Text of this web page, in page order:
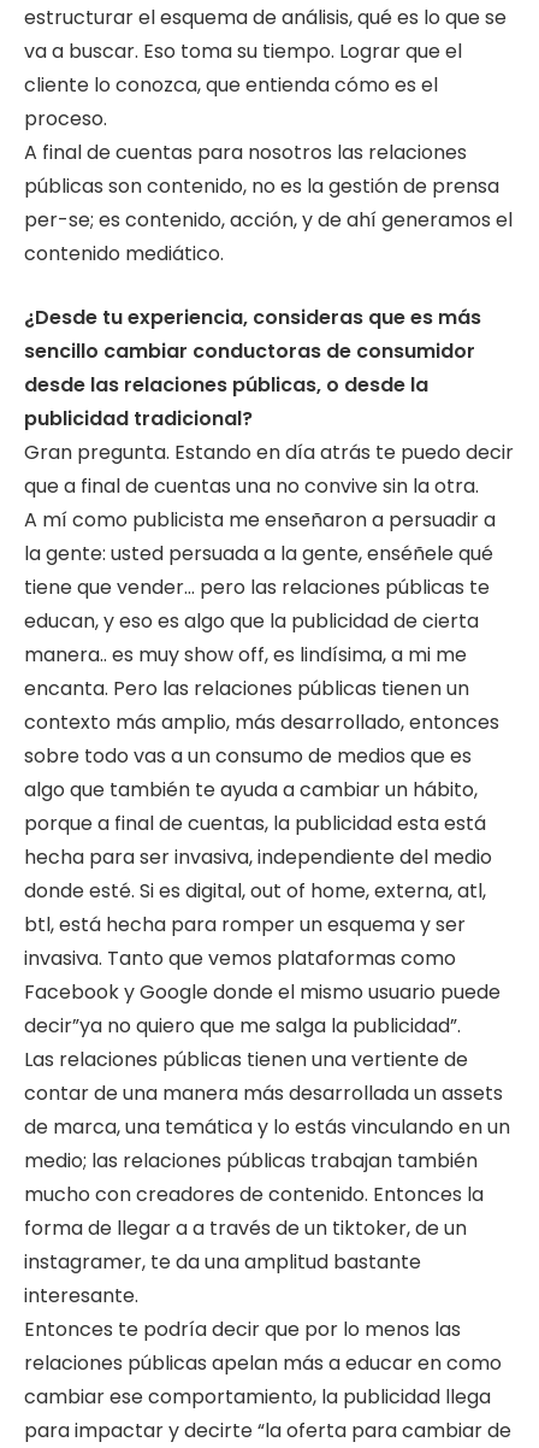
estructurar el esquema de análisis, qué es lo que se
va a buscar. Eso toma su tiempo. Lograr que el
cliente lo conozca, que entienda cómo es el
proceso.
A final de cuentas para nosotros las relaciones
públicas son contenido, no es la gestión de prensa
per-se; es contenido, acción, y de ahí generamos el
contenido mediático.
¿Desde tu experiencia, consideras que es más
sencillo cambiar conductoras de consumidor
desde las relaciones públicas, o desde la
publicidad tradicional?
Gran pregunta. Estando en día atrás te puedo decir
que a final de cuentas una no convive sin la otra.
A mí como publicista me enseñaron a persuadir a
la gente: usted persuada a la gente, enséñele qué
tiene que vender… pero las relaciones públicas te
educan, y eso es algo que la publicidad de cierta
manera.. es muy show off, es lindísima, a mi me
encanta. Pero las relaciones públicas tienen un
contexto más amplio, más desarrollado, entonces
sobre todo vas a un consumo de medios que es
algo que también te ayuda a cambiar un hábito,
porque a final de cuentas, la publicidad esta está
hecha para ser invasiva, independiente del medio
donde esté. Si es digital, out of home, externa, atl,
btl, está hecha para romper un esquema y ser
invasiva. Tanto que vemos plataformas como
Facebook y Google donde el mismo usuario puede
decir”ya no quiero que me salga la publicidad”.
Las relaciones públicas tienen una vertiente de
contar de una manera más desarrollada un assets
de marca, una temática y lo estás vinculando en un
medio; las relaciones públicas trabajan también
mucho con creadores de contenido. Entonces la
forma de llegar a a través de un tiktoker, de un
instagramer, te da una amplitud bastante
interesante.
Entonces te podría decir que por lo menos las
relaciones públicas apelan más a educar en como
cambiar ese comportamiento, la publicidad llega
para impactar y decirte “la oferta para cambiar de